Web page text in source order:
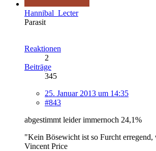
Hannibal_Lecter
Parasit
Reaktionen
2
Beiträge
345
25. Januar 2013 um 14:35
#843
abgestimmt leider immernoch 24,1%
"Kein Bösewicht ist so Furcht
Vincent Price